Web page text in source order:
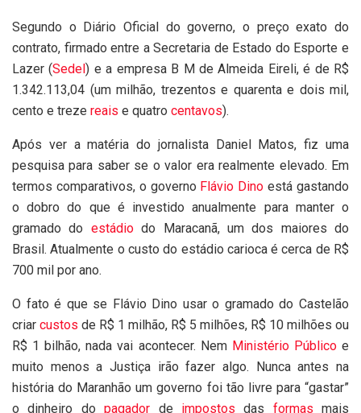
Segundo o Diário Oficial do governo, o preço exato do
contrato, firmado entre a Secretaria de Estado do Esporte e
Lazer (Sedel) e a empresa B M de Almeida Eireli, é de R$
1.342.113,04 (um milhão, trezentos e quarenta e dois mil,
cento e treze reais e quatro centavos).
Após ver a matéria do jornalista Daniel Matos, fiz uma
pesquisa para saber se o valor era realmente elevado. Em
termos comparativos, o governo Flávio Dino está gastando
o dobro do que é investido anualmente para manter o
gramado do estádiodo Maracanã, um dos maiores do
Brasil. Atualmente o custo do estádio carioca é cerca de R$
700 mil por ano.
O fato é que se Flávio Dino usar o gramado do Castelão
criar custos de R$ 1 milhão, R$ 5 milhões, R$ 10 milhões ou
R$ 1 bilhão, nada vai acontecer. Nem Ministério Públicoe
muito menos a Justiça irão fazer algo. Nunca antes na
história do Maranhão um governo foi tão livre para “gastar”
o dinheiro dopagador de impostos das formas mais